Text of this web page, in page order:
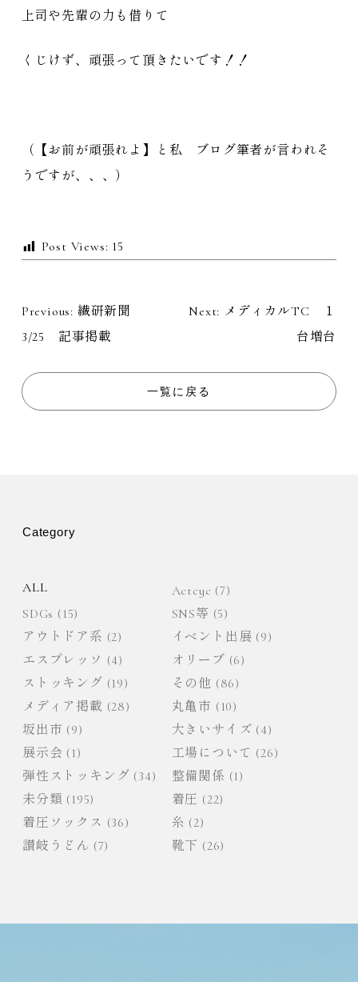
上司や先輩の力も借りて
くじけず、頑張って頂きたいです！！
（【お前が頑張れよ】と私 ブログ筆者が言われそ
うですが、、、）
Post Views: 15
投
ナ
ョ
ン
Previous: 繊研新聞
3/25 記事掲載
Next: メディカルTC １
台増台
一覧に戻る
Category
ALL Actcyc (7)
SDGs (15) SNS等 (5)
アウトドア系 (2) イベント出展 (9)
エスプレッソ (4) オリーブ (6)
ストッキング (19) その他 (86)
メディア掲載 (28) 丸亀市 (10)
坂出市 (9) 大きいサイズ (4)
展示会 (1) 工場について (26)
弾性ストッキング (34) 整備関係 (1)
未分類 (195) 着圧 (22)
着圧ソックス (36) 糸 (2)
讃岐うどん (7) 靴下 (26)